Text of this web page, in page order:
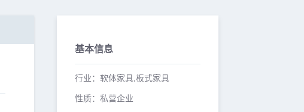
基本信息
行业：软体家具,板式家具
性质：私营企业